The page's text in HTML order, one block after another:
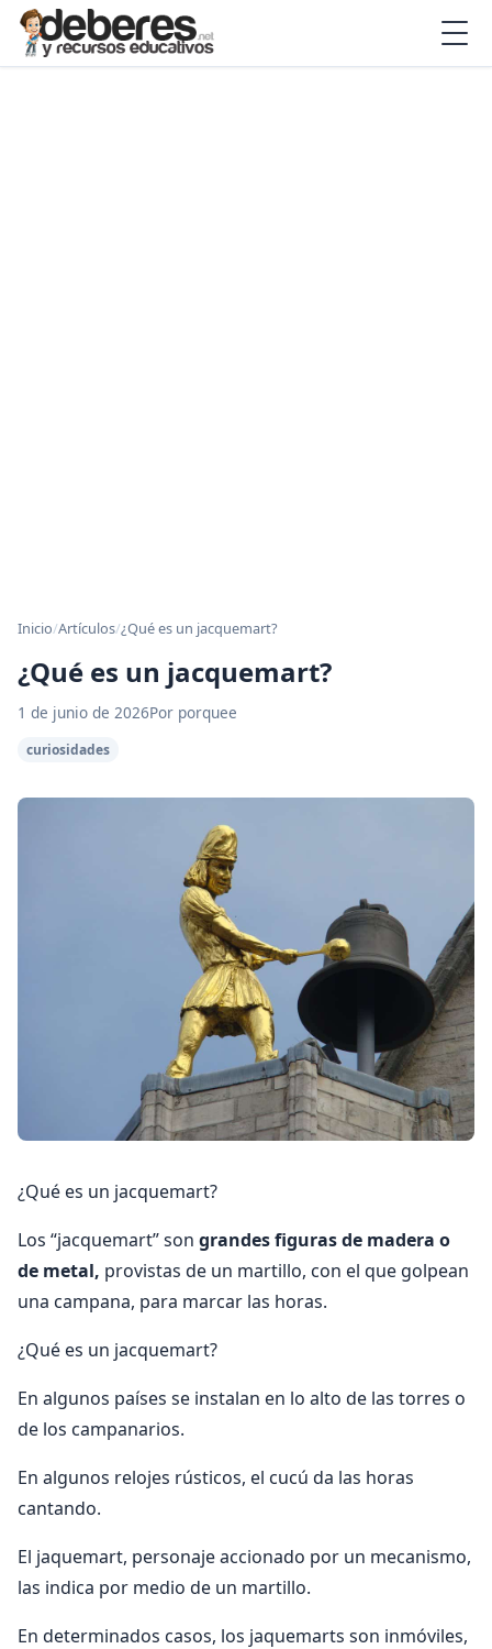
Inicio/Artículos/¿Qué es un jacquemart?
¿Qué es un jacquemart?
1 de junio de 2026Por porquee
curiosidades
¿Qué es un jacquemart?
Los “jacquemart” son grandes figuras de madera o
de metal, provistas de un martillo, con el que golpean
una campana, para marcar las horas.
¿Qué es un jacquemart?
En algunos países se instalan en lo alto de las torres o
de los campanarios.
En algunos relojes rústicos, el cucú da las horas
cantando.
El jaquemart, personaje accionado por un mecanismo,
las indica por medio de un martillo.
En determinados casos, los jaquemarts son inmóviles,